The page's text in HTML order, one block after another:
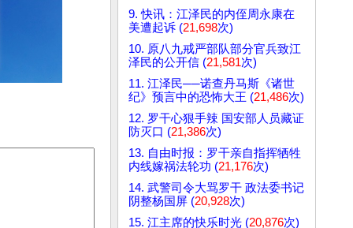
9. 快讯：江泽民的内侄周永康在
美遭起诉 (21,698次)
10. 原八九戒严部队部分官兵致江
泽民的公开信 (21,581次)
11. 江泽民──诺查丹马斯《诸世
纪》预言中的恐怖大王 (21,486次)
12. 罗干心狠手辣 国安部人员藏证
防灭口 (21,386次)
13. 自由时报：罗干亲自指挥牺牲
内线嫁祸法轮功 (21,176次)
14. 武警司令大骂罗干 政法委书记
阴整杨国屏 (20,928次)
15. 江主席的快乐时光 (20,876次)